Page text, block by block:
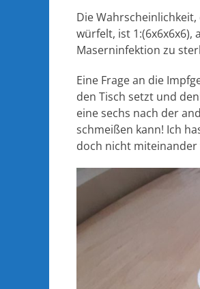
Die
würfelt, ist 1:(6x6x6x6),
Maserninfektion zu
Eine Frage an die
den Tisch setzt und
eine sechs nach der
schmeißen kann! Ich
doch nicht miteinander